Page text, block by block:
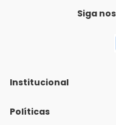
Siga
Institucional
Quem Somos
Políticas